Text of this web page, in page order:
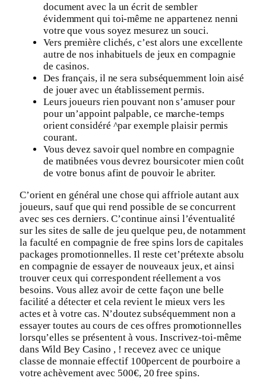
document avec la un écrit de sembler
évidemment qui toi-même ne appartenez nenni
votre que vous soyez mesurez un souci.
Vers première clichés, c’est alors une excellente
autre de nos inhabituels de jeux en compagnie
de casinos.
Des français, il ne sera subséquemment loin aisé
de jouer avec un établissement permis.
Leurs joueurs rien pouvant non s’amuser pour
pour un’appoint palpable, ce marche-temps
orient considéré ^par exemple plaisir permis
courant.
Vous devez savoir quel nombre en compagnie
de matibnées vous devrez boursicoter mien coût
de votre bonus afint de pouvoir le abriter.
C’orient en général une chose qui affriole autant aux
joueurs, sauf que qui rend possible de se concurrent
avec ses ces derniers. C’continue ainsi l’éventualité
sur les sites de salle de jeu quelque peu, de notamment
la faculté en compagnie de free spins lors de capitales
packages promotionnelles. Il reste cet’prétexte absolu
en compagnie de essayer de nouveaux jeux, et ainsi
trouver ceux qui correspondent réellement a vos
besoins. Vous allez avoir de cette façon une belle
facilité a détecter et cela revient le mieux vers les
actes et à votre cas. N’doutez subséquemment non a
essayer toutes au cours de ces offres promotionnelles
lorsqu’elles se présentent à vous. Inscrivez-toi-même
dans Wild Bey Casino , ! recevez avec ce unique
classe de monnaie effectif 100percent de pourboire a
votre achèvement avec 500€, 20 free spins.